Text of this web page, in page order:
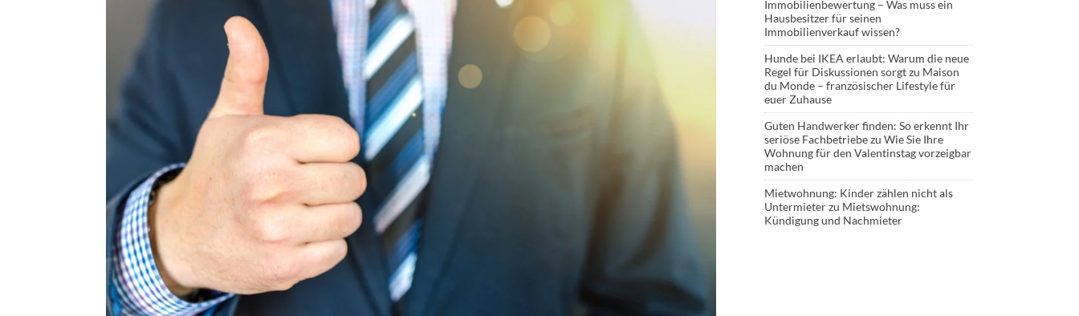
Immobilienbewertung – Was muss ein
Hausbesitzer für seinen
Immobilienverkauf wissen?
Hunde bei IKEA erlaubt: Warum die neue
Regel für Diskussionen sorgtzu Maison
du Monde – französischer Lifestyle für
euer Zuhause
Guten Handwerker finden: So erkennt Ihr
seriöse Fachbetriebezu Wie Sie Ihre
Wohnung für den Valentinstag vorzeigbar
machen
Mietwohnung: Kinder zählen nicht als
Untermieterzu Mietswohnung:
Kündigung und Nachmieter